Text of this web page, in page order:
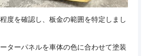
度を確認し、板金の範囲を特定しまし
ターパネルを車体の色に合わせて塗装